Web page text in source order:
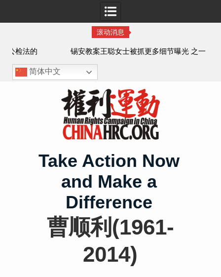
滚动消息
锡安教案王聪女士被抓更多细节曝光 之一
简体中文
Take Action Now
and Make a
Difference
曹顺利(1961-
2014)